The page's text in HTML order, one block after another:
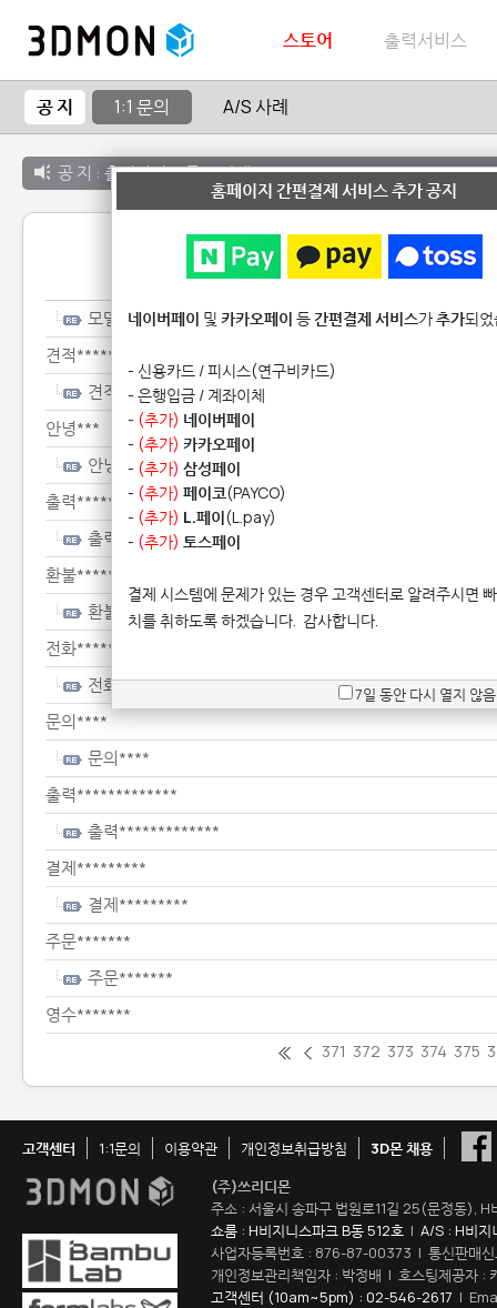
스토어 출력서비스
공 지 1:1 문의 A/S 사례
공 지 : 출력서비스 종료 안내
1:1 문
모델******************
견적****************
견적****************
안녕***
안녕***
출력*************
출력*************
환불***************
환불***************
전화**********************
전화**********************
문의****
문의****
출력*************
출력*************
결제*********
결제*********
주문*******
주문*******
영수*******
371 372 373 374 375
고객센터 1:1문의 이용약관 개인정보취급방침
3D몬 채용
(주)쓰리디몬
주소 : 서울시 송파구 법원로11길 25(문정동),
쇼룸 : H비지니스파크 B동 512호 | A/S : H비지
사업자등록번호 : 876-87-00373 | 통신판매
개인정보관리책임자 : 박정배 | 호스팅제공자 :
고객센터 (10am~5pm) : 02-546-2617 |
홈페이지 간편결제 서비스 추가 공지
네이버페이 및 카카오페이 등간편결제 서비스가추가되
- 신용카드 / 피시스(연구비카드)
- 은행입금 / 계좌이체
- (추가) 네이버페이
- (추가) 카카오페이
- (추가) 삼성페이
- (추가) 페이코(PAYCO)
- (추가) L.페이(L.pay)
- (추가) 토스페이
결제 시스템에 문제가 있는 경우 고객센터로 알려주시면
치를 취하도록 하겠습니다. 감사합니다.
7일 동안 다시 열지 않음